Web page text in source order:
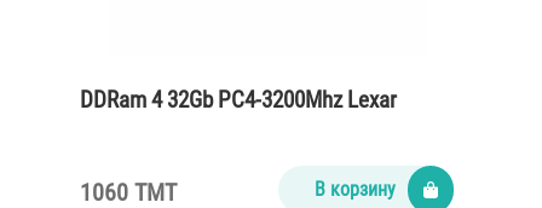
DDRam 4 32Gb PC4-3200Mhz Lexar
1060 TMT В корзину